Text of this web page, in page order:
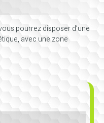
pourrez disposer d’une
avec une zone